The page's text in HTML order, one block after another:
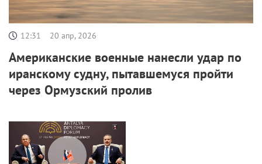
12:31 20 апр, 2026
Американские военные нанесли удар по
иранскому судну, пытавшемуся пройти
через Ормузский пролив